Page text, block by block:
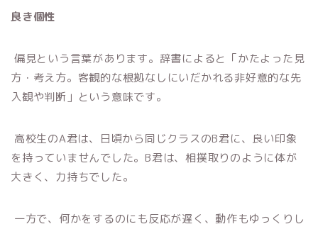
良き個性
偏見という言葉があります。辞書によると「かたよった見
方・考え方。客観的な根拠なしにいだかれる非好意的な先
入観や判断」という意味です。
高校生のA君は、日頃から同じクラスのB君に、良い印象
を持っていませんでした。B君は、相撲取りのように体が
大きく、力持ちでした。
一方で、何かをするのにも反応が遅く、動作もゆっくりし